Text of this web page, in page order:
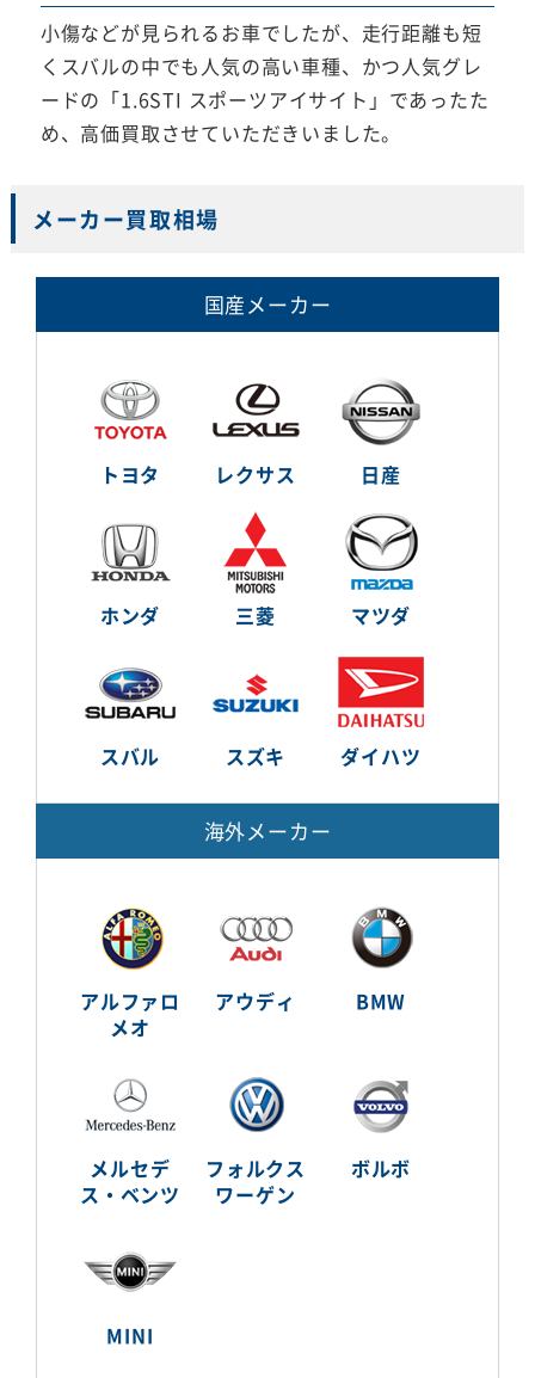
小傷などが見られるお車でしたが、走行距離も短
くスバルの中でも人気の高い車種、かつ人気グレ
ードの「1.6STI スポーツアイサイト」であったた
め、高価買取させていただきいました。
メーカー買取相場
国産メーカー
トヨタ レクサス 日産
ホンダ 三菱 マツダ
スバル スズキ ダイハツ
海外メーカー
アルファロ
メオ
アウディ BMW
メルセデ
ス・ベンツ
フォルクス
ワーゲン
ボルボ
MINI